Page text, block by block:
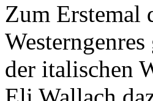
Zum Erstemal
der italischen